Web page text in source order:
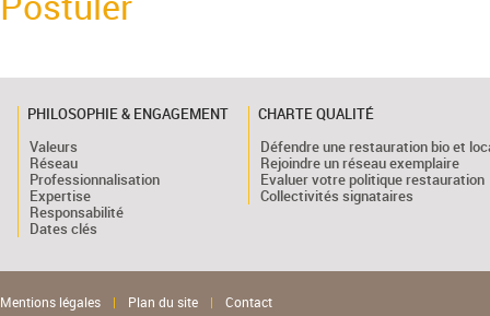
PHILOSOPHIE & ENGAGEMENT
Valeurs
Réseau
Professionnalisation
Expertise
Responsabilité
Dates clés
CHARTE QUALITÉ
Défendre une restauration bio et
Rejoindre un réseau exemplaire
Evaluer votre politique restauration
Collectivités signataires
Mentions légales | Plan du site | Contact